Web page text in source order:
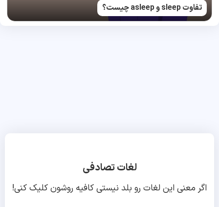
تفاوت sleep و asleep چیست؟
لغات تصادفی
اگر معنی این لغات رو بلد نیستی کافیه روشون کلیک کنی!